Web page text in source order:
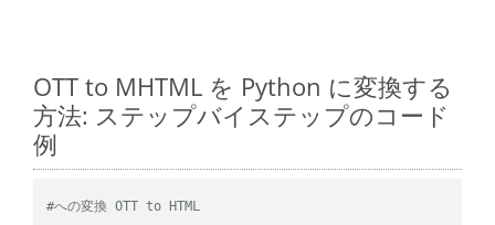
OTT to MHTML を Python に変換する
方法: ステップバイステップのコード
例
#への変換 OTT to HTML